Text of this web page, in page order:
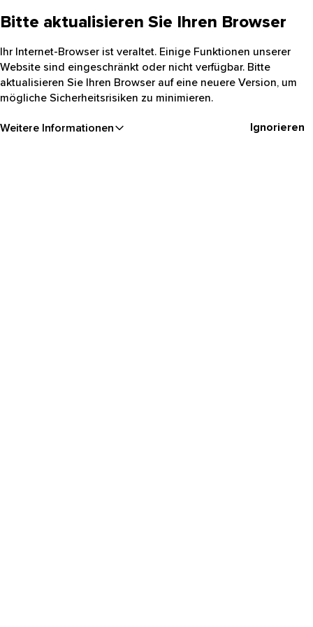
Bitte aktualisieren Sie Ihren Browser
Ihr Internet-Browser ist veraltet. Einige Funktionen unserer
Website sind eingeschränkt oder nicht verfügbar. Bitte
aktualisieren Sie Ihren Browser auf eine neuere Version, um
mögliche Sicherheitsrisiken zu minimieren.
Weitere Informationen Ignorieren